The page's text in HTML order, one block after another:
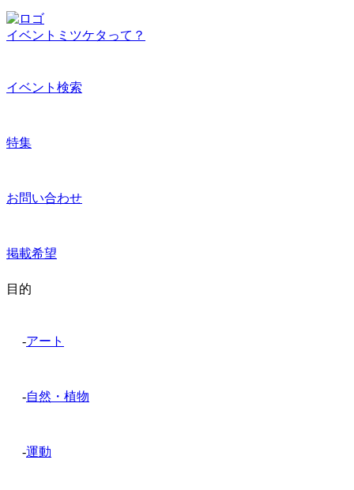
イベントミツケタって？
イベント検索
特集
お問い合わせ
掲載希望
目的
-アート
-自然・植物
-運動